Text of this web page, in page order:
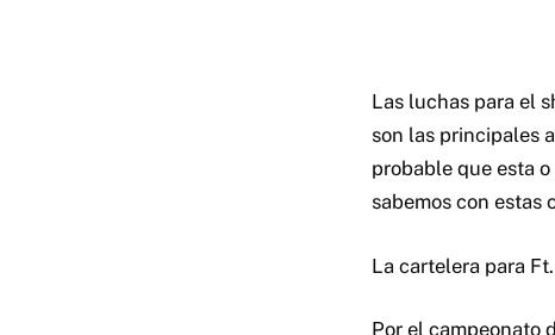
Las luchas para el
son las principales
probable que esta
sabemos con estas
La cartelera para
Por el campeonato